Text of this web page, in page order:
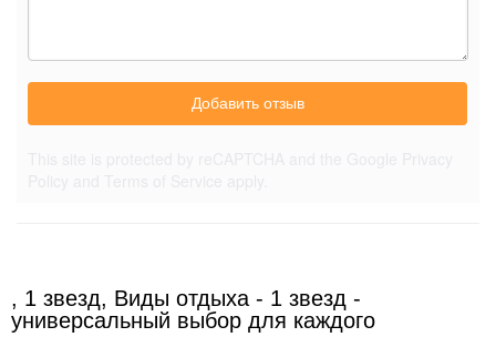
Добавить отзыв
, 1 звезд, Виды отдыха - 1 звезд -
универсальный выбор для каждого